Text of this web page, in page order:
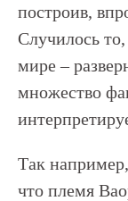
построив,
Случилось
мире –
множество
Так
что племя